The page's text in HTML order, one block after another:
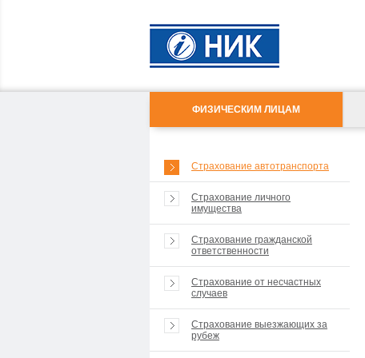
ФИЗИЧЕСКИМ ЛИЦАМ
Страхование автотранспорта
Страхование личного
имущества
Страхование гражданской
ответственности
Страхование от несчастных
случаев
Страхование выезжающих за
рубеж